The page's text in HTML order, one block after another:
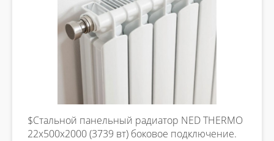
$Стальной панельный радиатор NED THERMO
22х500х2000 (3739 вт) боковое подключение.